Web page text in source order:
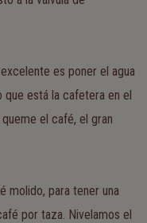
es poner el agua
que está la cafetera en el
el café, el gran
molido, para tener una
por taza. Nivelamos el